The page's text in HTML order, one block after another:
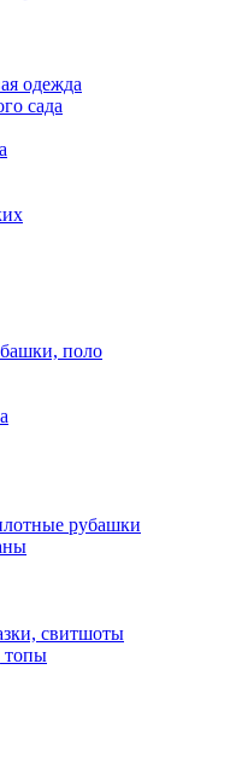
одежда
сада
поло
рубашки
свитшоты
топы